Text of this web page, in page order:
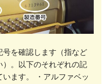
を確認します（指など
）。以下のそれぞれの記
ます。 ・アルファベッ